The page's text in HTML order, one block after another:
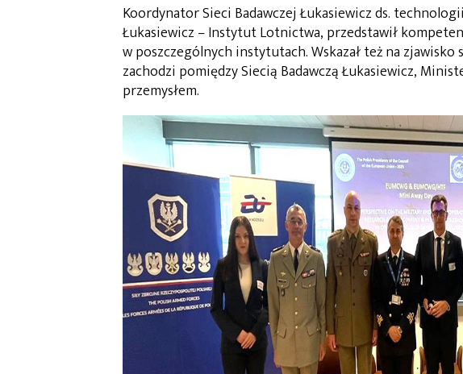
Koordynator Sieci Badawczej Łukasiewicz ds.
Łukasiewicz – Instytut Lotnictwa, przedstawił
w poszczególnych instytutach. Wskazał też na
zachodzi pomiędzy Siecią Badawczą Łukasiewicz,
przemysłem.